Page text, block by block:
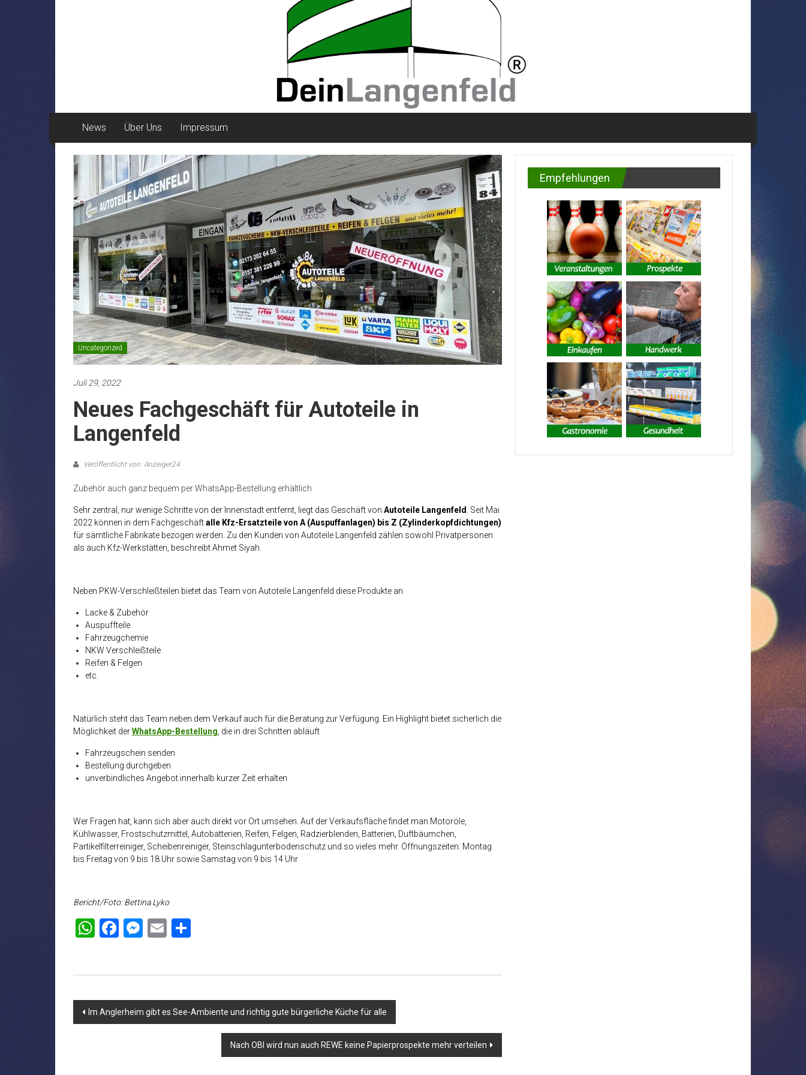
News Über Uns Impressum
Uncategorized
Juli 29, 2022
Neues Fachgeschäft für Autoteile in
Langenfeld
Veröffentlicht von: Anzeiger24
Zubehör auch ganz bequem per WhatsApp-Bestellung erhältlich
Sehr zentral, nur wenige Schritte von der Innenstadt entfernt, liegt das Geschäft von Autoteile Langenfeld
. Seit Mai
2022 können in dem Fachgeschäftalle Kfz-Ersatzteile von A (Auspuffanlagen) bis Z (Zylinderkopfdichtungen)
für sämtliche Fabrikate bezogen werden. Zu den Kunden von Autoteile Langenfeld zählen sowohl Privatpersonen
als auch Kfz-Werkstätten, beschreibt Ahmet Siyah.
Neben PKW-Verschleißteilen bietet das Team von Autoteile Langenfeld diese Produkte an
Lacke & Zubehör
Auspuffteile
Fahrzeugchemie
NKW Verschleißteile
Reifen & Felgen
etc.
Natürlich steht das Team neben dem Verkauf auch für die Beratung zur Verfügung. Ein Highlight bietet sicherlich die
Möglichkeit derWhatsApp-Bestellung , die in drei Schritten abläuft
Fahrzeugschein senden
Bestellung durchgeben
unverbindliches Angebot innerhalb kurzer Zeit erhalten
Wer Fragen hat, kann sich aber auch direkt vor Ort umsehen. Auf der Verkaufsfläche findet man Motoröle,
Kühlwasser, Frostschutzmittel, Autobatterien, Reifen, Felgen, Radzierblenden, Batterien, Duftbäumchen,
Partikelfilterreiniger, Scheibenreiniger, Steinschlagunterbodenschutz und so vieles mehr. Öffnungszeiten: Montag
bis Freitag von 9 bis 18 Uhr sowie Samstag von 9 bis 14 Uhr
Bericht/Foto: Bettina Lyko
WhatsApp
Facebook
Messenger
Email
Beitragsnavigation
Im Anglerheim gibt es See-Ambiente und richtig gute bürgerliche Küche für alle
Nach OBI wird nun auch REWE keine Papierprospekte mehr verteilen
Empfehlungen